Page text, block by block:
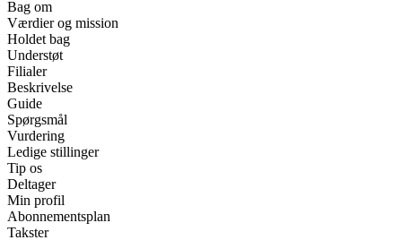
Bag om
Værdier og mission
Holdet bag
Understøt
Filialer
Beskrivelse
Guide
Spørgsmål
Vurdering
Ledige stillinger
Tip os
Deltager
Min profil
Abonnementsplan
Takster